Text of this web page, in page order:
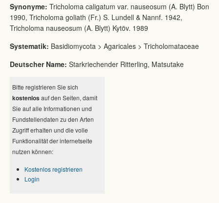
Synonyme: Tricholoma caligatum var. nauseosum (A. Blytt) Bon
1990, Tricholoma goliath (Fr.) S. Lundell & Nannf. 1942,
Tricholoma nauseosum (A. Blytt) Kytöv. 1989
Systematik: Basidiomycota > Agaricales > Tricholomataceae
Deutscher Name: Starkriechender Ritterling, Matsutake
Bitte registrieren Sie sich
kostenlos auf den Seiten, damit
Sie auf alle Informationen und
Fundstellendaten zu den Arten
Zugriff erhalten und die volle
Funktionalität der internetseite
nutzen können:
Kostenlos registrieren
Login